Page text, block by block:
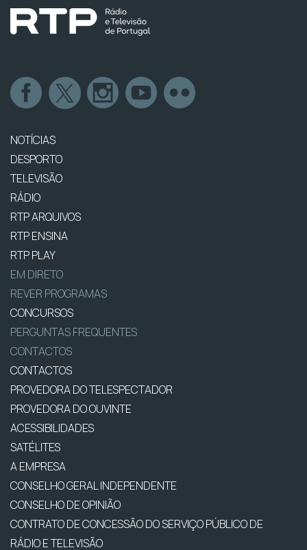
NOTÍCIAS
DESPORTO
TELEVISÃO
RÁDIO
RTP ARQUIVOS
RTP ENSINA
RTP PLAY
EM DIRETO
REVER PROGRAMAS
CONCURSOS
PERGUNTAS FREQUENTES
CONTACTOS
CONTACTOS
PROVEDORA DO TELESPECTADOR
PROVEDORA DO OUVINTE
ACESSIBILIDADES
SATÉLITES
A EMPRESA
CONSELHO GERAL INDEPENDENTE
CONSELHO DE OPINIÃO
CONTRATO DE CONCESSÃO DO SERVIÇO PÚBLICO DE
RÁDIO E TELEVISÃO